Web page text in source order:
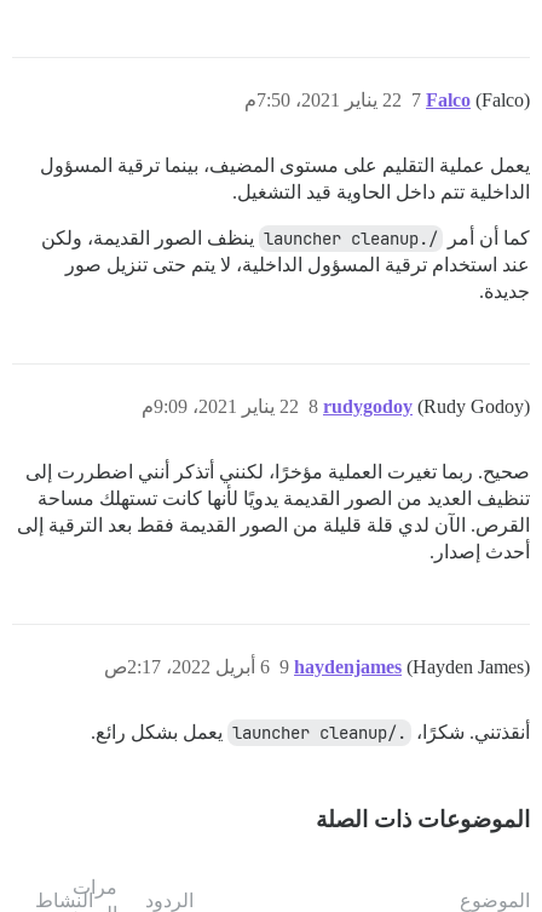
Falco (Falco) 22 يناير 2021، 7:50م 7
يعمل عملية التقليم على مستوى المضيف، بينما ترقية المسؤول
الداخلية تتم داخل الحاوية قيد التشغيل.
كما أن أمر /.launcher cleanup
ينظف الصور القديمة، ولكن
عند استخدام ترقية المسؤول الداخلية، لا يتم حتى تنزيل صور
جديدة.
rudygodoy (Rudy Godoy) 22 يناير 2021، 9:09م 8
صحيح. ربما تغيرت العملية مؤخرًا، لكنني أتذكر أنني اضطررت إلى
تنظيف العديد من الصور القديمة يدويًا لأنها كانت تستهلك مساحة
القرص. الآن لدي قلة قليلة من الصور القديمة فقط بعد الترقية إلى
أحدث إصدار.
haydenjames (Hayden James) 6 أبريل 2022، 2:17ص 9
أنقذتني. شكرًا، ./launcher cleanup يعمل بشكل رائع.
الموضوعات ذات الصلة
الموضوع الردود
مرات
النشاط